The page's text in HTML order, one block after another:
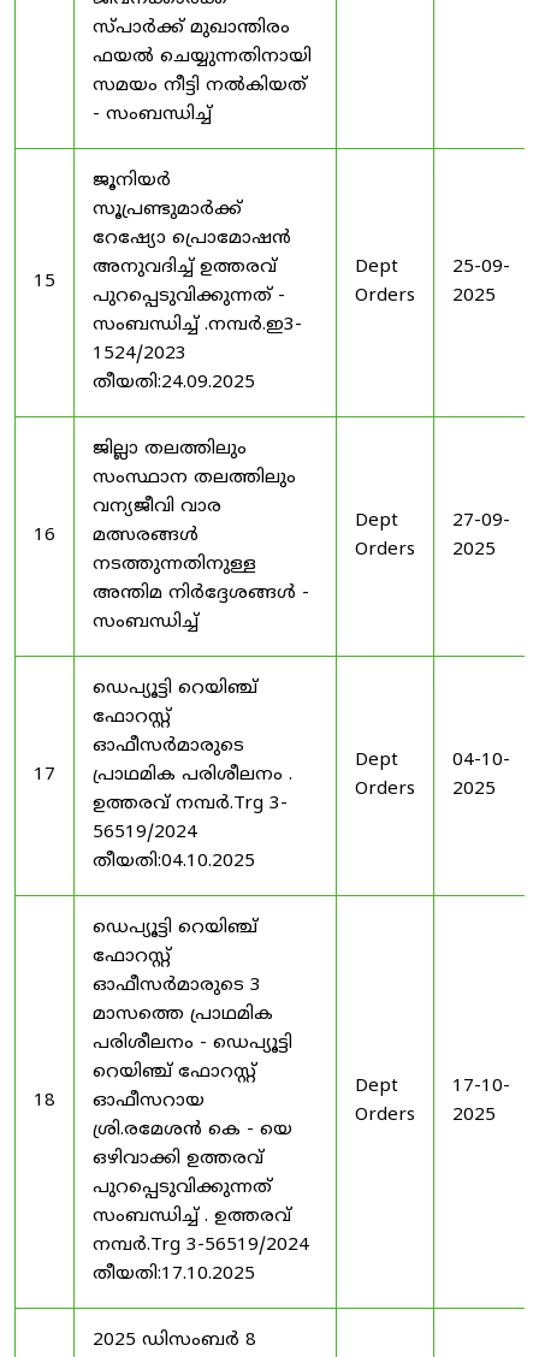
സ്പാർക്ക് മുഖാന്തിരം
ഫയൽ ചെയ്യുന്നതിനായി
സമയം നീട്ടി നൽകിയത്
- സംബന്ധിച്ച്
15
ജൂനിയർ
സൂപ്രണ്ടുമാർക്ക്
റേഷ്യോ പ്രൊമോഷൻ
അനുവദിച്ച് ഉത്തരവ്
പുറപ്പെടുവിക്കുന്നത് -
സംബന്ധിച്ച് .നമ്പർ.ഇ3-
1524/2023
തീയതി:24.09.2025
Dept
Orders
25-09-
2025
16
ജില്ലാ തലത്തിലും
സംസ്ഥാന തലത്തിലും
വന്യജീവി വാര
മത്സരങ്ങൾ
നടത്തുന്നതിനുള്ള
അന്തിമ നിർദ്ദേശങ്ങൾ -
സംബന്ധിച്ച്
Dept
Orders
27-09-
2025
17
ഡെപ്യൂട്ടി റെയിഞ്ച്
ഫോറസ്റ്റ്
ഓഫീസർമാരുടെ
പ്രാഥമിക പരിശീലനം .
ഉത്തരവ് നമ്പർ.Trg 3-
56519/2024
തീയതി:04.10.2025
Dept
Orders
04-10-
2025
18
ഡെപ്യൂട്ടി റെയിഞ്ച്
ഫോറസ്റ്റ്
ഓഫീസർമാരുടെ 3
മാസത്തെ പ്രാഥമിക
പരിശീലനം - ഡെപ്യൂട്ടി
റെയിഞ്ച് ഫോറസ്റ്റ്
ഓഫീസറായ
ശ്രി.രമേശൻ കെ - യെ
ഒഴിവാക്കി ഉത്തരവ്
പുറപ്പെടുവിക്കുന്നത്
സംബന്ധിച്ച് . ഉത്തരവ്
നമ്പർ.Trg 3-56519/2024
തീയതി:17.10.2025
Dept
Orders
17-10-
2025
2025 ഡിസംബർ 8